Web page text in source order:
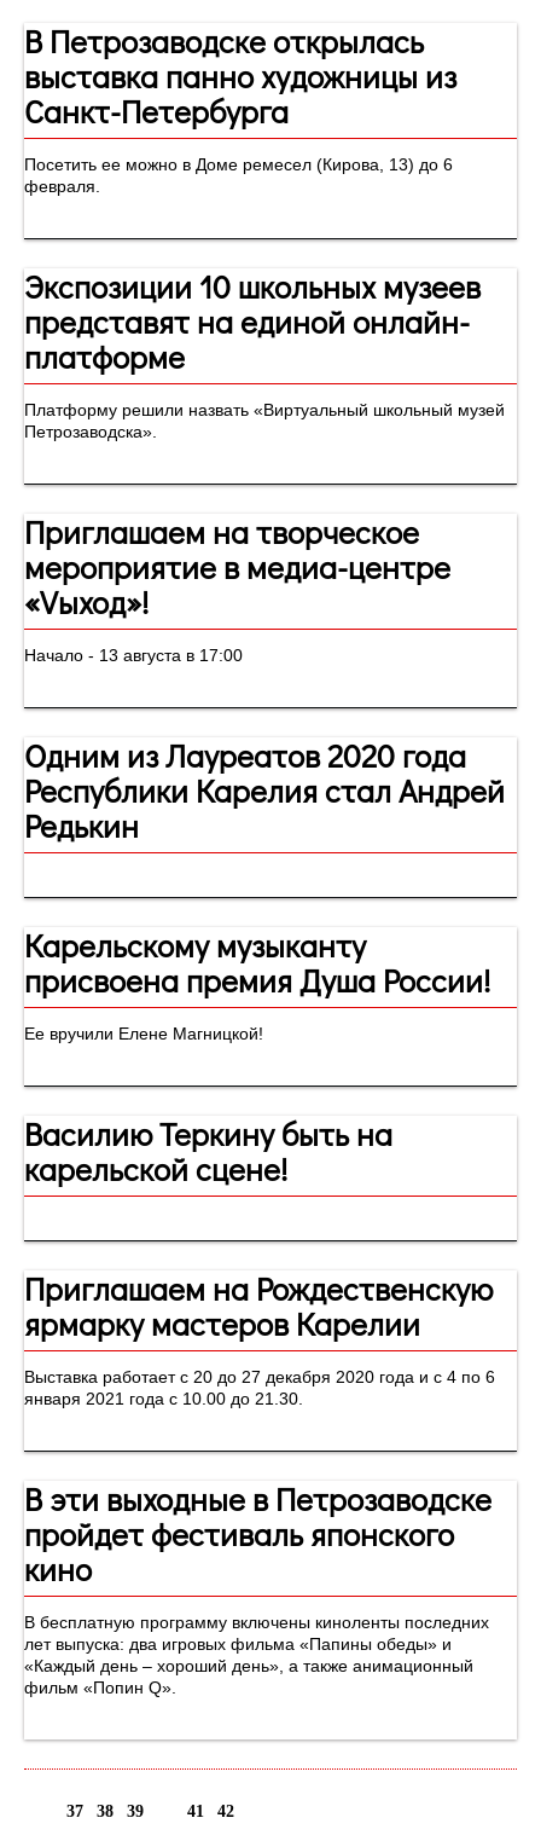
В Петрозаводске открылась
выставка панно художницы из
Санкт-Петербурга
Посетить ее можно в Доме ремесел (Кирова, 13) до 6
февраля.
Экспозиции 10 школьных музеев
представят на единой онлайн-
платформе
Платформу решили назвать «Виртуальный школьный музей
Петрозаводска».
Приглашаем на творческое
мероприятие в медиа-центре
«Vыход»!
Начало - 13 августа в 17:00
Одним из Лауреатов 2020 года
Республики Карелия стал Андрей
Редькин
Карельскому музыканту
присвоена премия Душа России!
Ее вручили Елене Магницкой!
Василию Теркину быть на
карельской сцене!
Приглашаем на Рождественскую
ярмарку мастеров Карелии
Выставка работает с 20 до 27 декабря 2020 года и с 4 по 6
января 2021 года с 10.00 до 21.30.
В эти выходные в Петрозаводске
пройдет фестиваль японского
кино
В бесплатную программу включены киноленты последних
лет выпуска: два игровых фильма «Папины обеды» и
«Каждый день – хороший день», а также анимационный
фильм «Попин Q».
37 38 39 41 42